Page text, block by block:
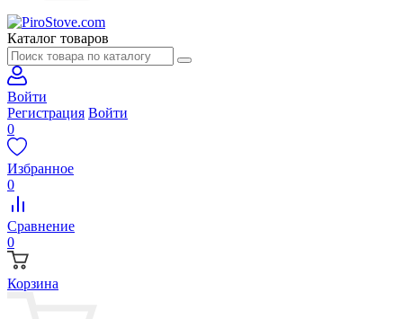
Каталог товаров
Войти
Регистрация Войти
0
Избранное
0
Сравнение
0
Корзина